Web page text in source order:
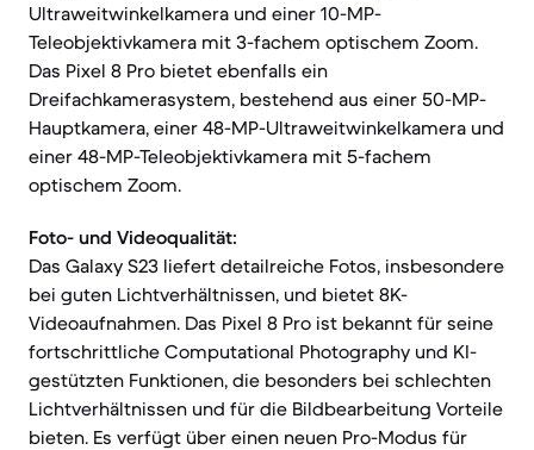
Ultraweitwinkelkamera und einer 10-MP-
Teleobjektivkamera mit 3-fachem optischem Zoom.
Das Pixel 8 Pro bietet ebenfalls ein
Dreifachkamerasystem, bestehend aus einer 50-MP-
Hauptkamera, einer 48-MP-Ultraweitwinkelkamera und
einer 48-MP-Teleobjektivkamera mit 5-fachem
optischem Zoom.
Foto- und Videoqualität:
Das Galaxy S23 liefert detailreiche Fotos, insbesondere
bei guten Lichtverhältnissen, und bietet 8K-
Videoaufnahmen. Das Pixel 8 Pro ist bekannt für seine
fortschrittliche Computational Photography und KI-
gestützten Funktionen, die besonders bei schlechten
Lichtverhältnissen und für die Bildbearbeitung Vorteile
bieten. Es verfügt über einen neuen Pro-Modus für